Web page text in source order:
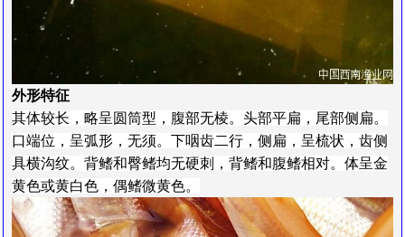
外形特征
其体较长，略呈圆筒型，腹部无棱。头部平扁，尾部侧扁。
口端位，呈弧形，无须。下咽齿二行，侧扁，呈梳状，齿侧
具横沟纹。背鳍和臀鳍均无硬刺，背鳍和腹鳍相对。体呈金
黄色或黄白色，偶鳍微黄色。